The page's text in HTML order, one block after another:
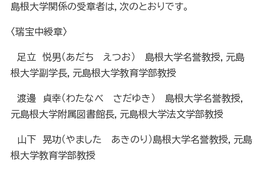
島根大学関係の受章者は，次のとおりです。
〈瑞宝中綬章〉
足立 悦男（あだち えつお） 島根大学名誉教授，元島
根大学副学長，元島根大学教育学部教授
渡邊 貞幸（わたなべ さだゆき） 島根大学名誉教授，
元島根大学附属図書館長，元島根大学法文学部教授
山下 晃功（やました あきのり）島根大学名誉教授，元島
根大学教育学部教授